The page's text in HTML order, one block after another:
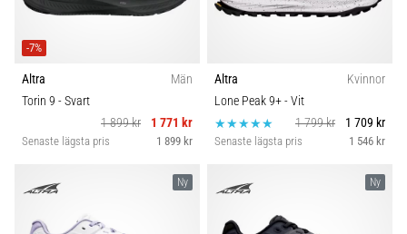
-7%
Altra
Män
Torin 9 - Svart
1 899 kr
1 771 kr
Senaste lägsta pris 1 899 kr
Altra
Kvinnor
Lone Peak 9+- Vit
1 799 kr
1 709 kr
Senaste lägsta pris 1 546 kr
Ny Ny